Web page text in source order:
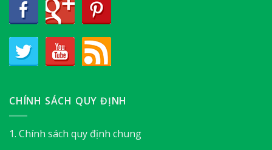
CHÍNH SÁCH QUY ĐỊNH
1. Chính sách quy định chung